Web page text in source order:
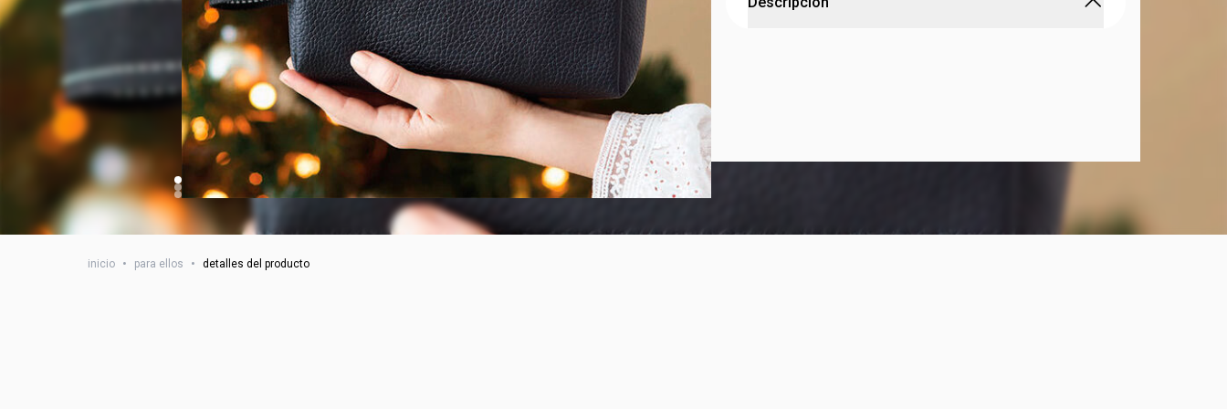
inicio • para ellos • detalles del producto